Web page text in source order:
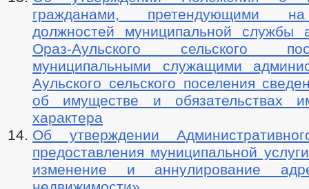
гражданами, претендующими
должностей муниципальной службы
Ораз-Аульского сельского
муниципальными служащими
Аульского сельского поселения
об имуществе и обязательствах
характера
Об утверждении
предоставления муниципальной
изменение и аннулирование